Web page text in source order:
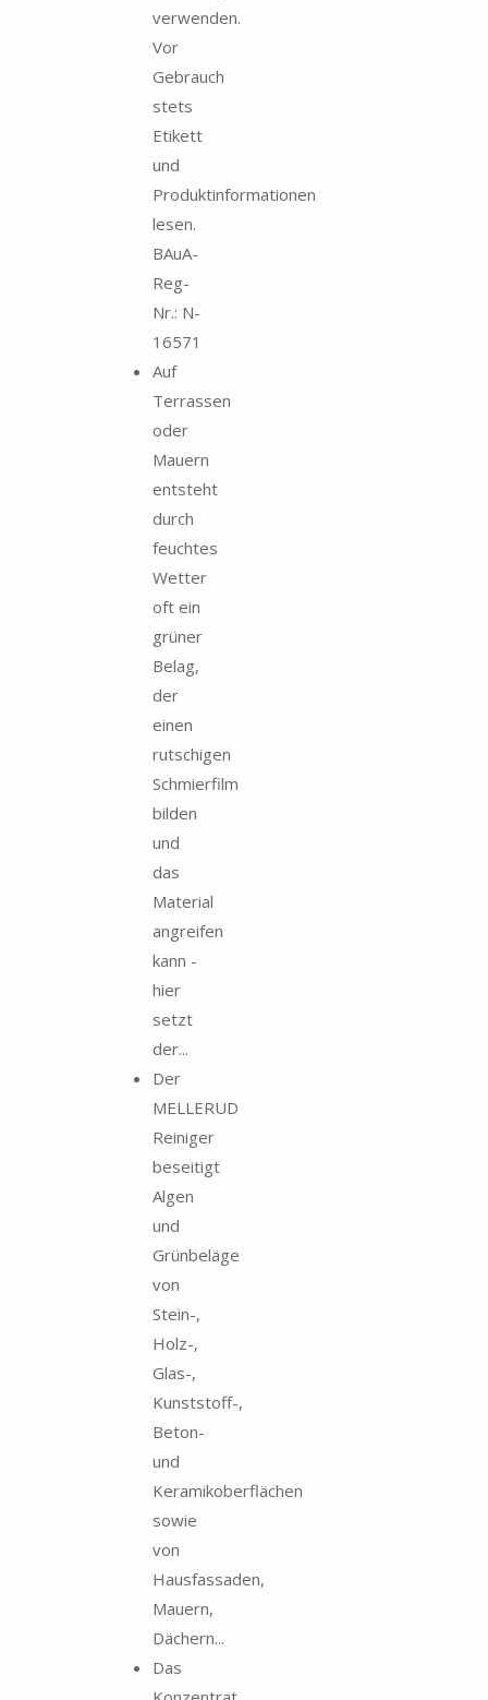
verwenden.
Vor
Gebrauch
stets
Etikett
und
Produktinformationen
lesen.
BAuA-
Reg-
Nr.: N-
16571
Auf
Terrassen
oder
Mauern
entsteht
durch
feuchtes
Wetter
oft ein
grüner
Belag,
der
einen
rutschigen
Schmierfilm
bilden
und
das
Material
angreifen
kann -
hier
setzt
der...
Der
MELLERUD
Reiniger
beseitigt
Algen
und
Grünbeläge
von
Stein-,
Holz-,
Glas-,
Kunststoff-,
Beton-
und
Keramikoberflächen
sowie
von
Hausfassaden,
Mauern,
Dächern...
Das